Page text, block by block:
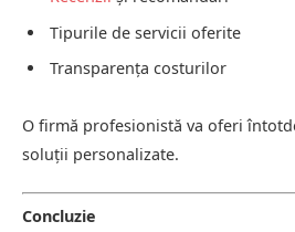
Tipurile de servicii oferite
Transparența costurilor
O firmă profesionistă va oferi
soluții personalizate.
Concluzie